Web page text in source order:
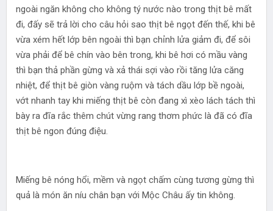
ngoài ngăn không cho không tý nước nào trong thịt bê mất
đi, đấy sẽ trả lời cho câu hỏi sao thịt bê ngọt đến thế, khi bê
vừa xém hết lớp bên ngoài thì bạn chỉnh lửa giảm đi, để sôi
vừa phải để bê chín vào bên trong, khi bê hơi có mầu vàng
thì bạn thả phần gừng và xả thái sợi vào rồi tăng lửa căng
nhiệt, để thịt bê giòn vàng ruộm và tách dầu lớp bề ngoài,
vớt nhanh tay khi miếng thịt bê còn đang xì xèo lách tách thì
bày ra đĩa rắc thêm chút vừng rang thơm phức là đã có đĩa
thịt bê ngon đúng điệu.
Miếng bê nóng hổi, mềm và ngọt chấm cùng tương gừng thì
quả là món ăn níu chân bạn với Mộc Châu ấy tin không.